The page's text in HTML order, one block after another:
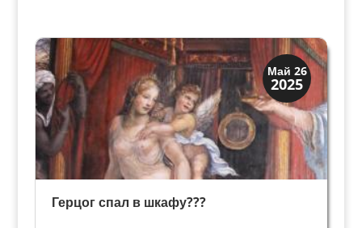
Май 26
2025
Искусство
Коллекции знати
Герцог спал в шкафу???